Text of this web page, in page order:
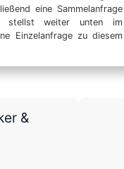
eine Sammelanfrage
stellst weiter unten im
Einzelanfrage zu diesem
&